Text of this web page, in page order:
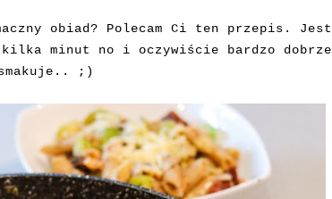
obiad? Polecam Ci ten przepis. Jest
minut no i oczywiście bardzo dobrze
;)